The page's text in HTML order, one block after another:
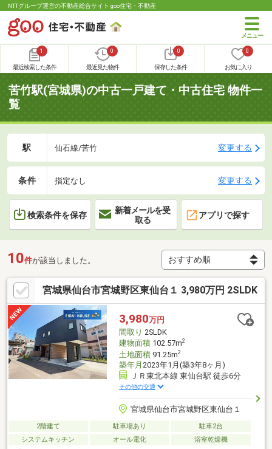
NTTグループ運営の不動産総合サイト goo住宅・不動産
1
最近検索した条件
0
最近見た物件
0
保存した条件
0
お気に入り
苦竹駅(宮城県)の中古一戸建て・中古住宅 物件一
覧
駅 仙石線/苦竹 変更する
条件 指定なし 変更する
検索条件を保存
新着メールを受
取る
アプリで探す
10件が該当しました。
宮城県仙台市宮城野区東仙台１ 3,980万円 2SLDK
3,980万円
間取り 2SLDK
建物面積102.57m2
土地面積91.25m2
築年月 2023年1月(築3年8ヶ月)
ＪＲ東北本線 東仙台駅 徒歩6分
その他の交通
宮城県仙台市宮城野区東仙台１
2階建て 駐車場あり
駐車2台
システムキッチン
オール電化 浴室乾燥機